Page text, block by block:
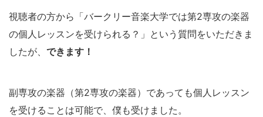
視聴者の方から「バークリー音楽大学では第2専攻の楽器
の個人レッスンを受けられる？」という質問をいただきま
したが、 できます！
副専攻の楽器（第2専攻の楽器）であっても個人レッスン
を受けることは可能で、僕も受けました。